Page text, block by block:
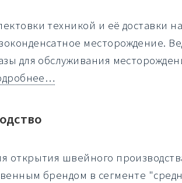
техникой и её доставки на
месторождение.
для обслуживания
открытия швейного
брендом в сегменте